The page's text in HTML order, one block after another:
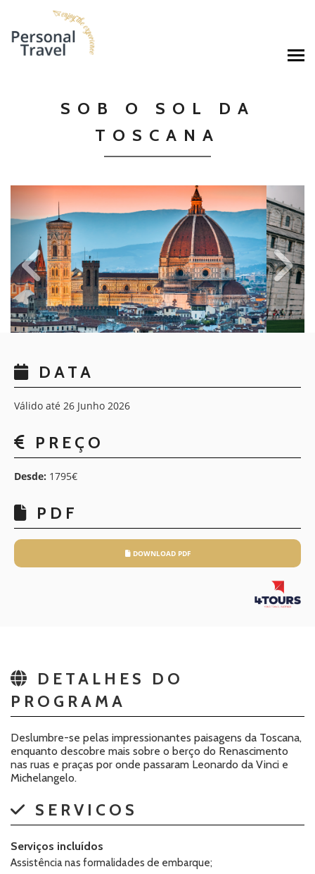
SOB O SOL DA
TOSCANA
Previous
DATA
Válido até 26 Junho 2026
PREÇO
Desde: 1795€
PDF
DOWNLOAD PDF
DETALHES DO
PROGRAMA
Deslumbre-se pelas impressionantes paisagens da Toscana,
enquanto descobre mais sobre o berço do Renascimento
nas ruas e praças por onde passaram Leonardo da Vinci e
Michelangelo.
SERVICOS
Serviços incluídos
Assistência nas formalidades de embarque;